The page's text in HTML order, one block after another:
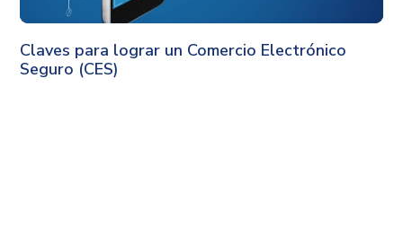
Claves para lograr un Comercio Electrónico
Seguro (CES)